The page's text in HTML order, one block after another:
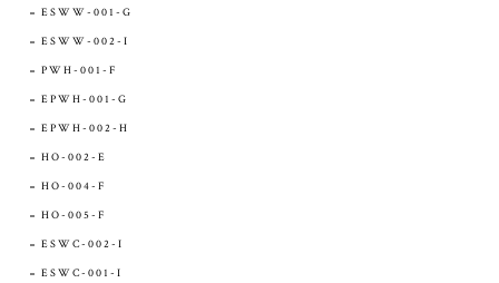
ESWW-001-G
ESWW-002-I
PWH-001-F
EPWH-001-G
EPWH-002-H
HO-002-E
HO-004-F
HO-005-F
ESWC-002-I
ESWC-001-I